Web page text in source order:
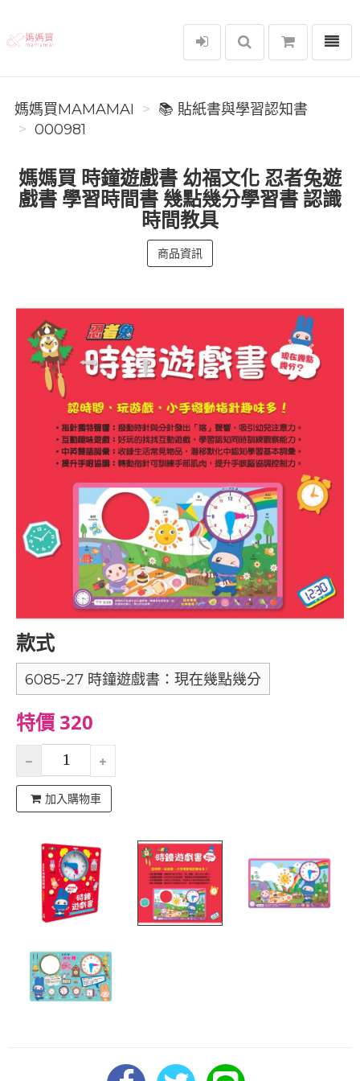
媽媽買MAMAMAI
選單
媽媽買MAMAMAI
📚 貼紙書與學習認知書
000981
媽媽買 時鐘遊戲書 幼福文化 忍者兔遊
戲書 學習時間書 幾點幾分學習書 認識
時間教具
商品資訊
款式
6085-27 時鐘遊戲書：現在幾點幾分
特價 320
加入購物車